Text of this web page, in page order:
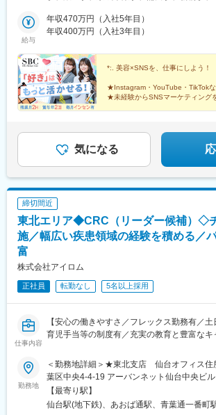
・土日祝休み／年間休日122日（GW、夏期
り）
・転勤なし
■入社後のフォロー体制：
・約10日間の導入研修に加え、現場OJTを通
の知識など業務に必要な基礎を身につけてい
・その後、OJTにて、営業担当や先輩社員と
ら、業務に慣れていただきます。
境が整っていますので、安心して業務をスタ
・有期契約（契約期間の定めあり・最長5年
業務量および勤務成績等により判断します。
・営業職として正社員登用を目指す（登用試
有期契約5年満了後に業務委託契約でアソシ
リアパスを用意しております。
新宿、銀座、赤羽、二子玉川、新橋、横浜、
団 愛恵会＞秋葉原、錦糸町、恵比寿、豊洲、
ケ丘駅、銀座一丁目駅、青葉台駅、新浦安駅
駅、表参道駅、上野広小路駅、品川駅、新宿
宿駅、東池袋駅、千葉駅、京急蒲田駅、新高
河原駅、立川駅、新豊洲駅、代官山駅、豊橋
駅(東京メトロ)、宇都宮駅東口駅、明治神宮
新宿駅、末広町駅(東京都)、赤羽岩淵駅、二
電雑司ケ谷駅、新千葉駅、高島町駅、汐留
給与
年収470万円（入社5年目）
年収400万円（入社3年目）
*:. 美容×SNSを、仕事にしよう！
★Instagram・YouTube・TikTok
★未経験からSNSマーケティング
気になる
締切間近
東北エリア◆CRC（リーダー候補）◇
施／幅広い疾患領域の経験を積める／
富
株式会社アイロム
正社員 転勤なし 5名以上採用
仕事内容
【安心の働きやすさ／フレックス勤務有／土
育児手当等の制度有／充実の教育と豊富なキ
■職務概要：
業界内でトップクラスの実績を誇る同社の
ーター）として下記業務を行っていただきま
・患者への試験の説明
勤務地
＜勤務地詳細＞★東北支店 仙台オフィス住
葉区中央4-4-19 アーバンネット仙台中央ビ
仙台駅受動喫煙対策：屋内全面禁煙変更の範
【最寄り駅】
仙台駅(地下鉄)、あおば通駅、青葉通一番町